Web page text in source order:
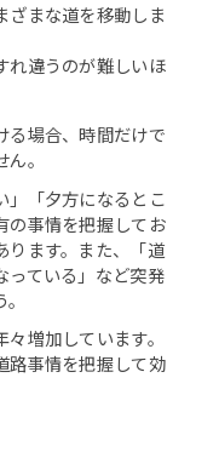
ざまな道を移動しま
れ違うのが難しいほ
る場合、時間だけで
。
」「夕方になるとこ
の事情を把握してお
ります。また、「道
っている」など突発
増加しています。
路事情を把握して効